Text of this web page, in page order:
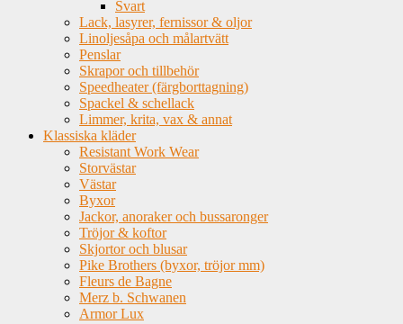
Svart
Lack, lasyrer, fernissor & oljor
Linoljesåpa och målartvätt
Penslar
Skrapor och tillbehör
Speedheater (färgborttagning)
Spackel & schellack
Limmer, krita, vax & annat
Klassiska kläder
Resistant Work Wear
Storvästar
Västar
Byxor
Jackor, anoraker och bussaronger
Tröjor & koftor
Skjortor och blusar
Pike Brothers (byxor, tröjor mm)
Fleurs de Bagne
Merz b. Schwanen
Armor Lux